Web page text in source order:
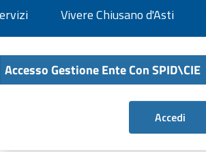
Vivere Chiusano d'Asti
Accesso Gestione Ente Con SPID\CIE